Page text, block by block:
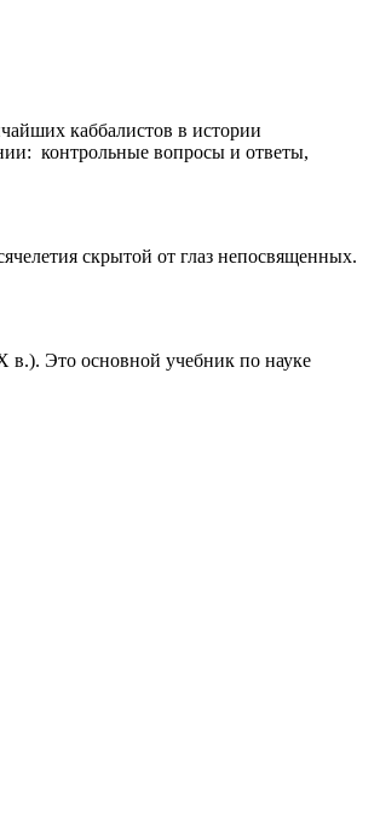
каббалистов в истории
контрольные вопросы и ответы,
скрытой от глаз непосвященных.
в.). Это основной учебник по науке